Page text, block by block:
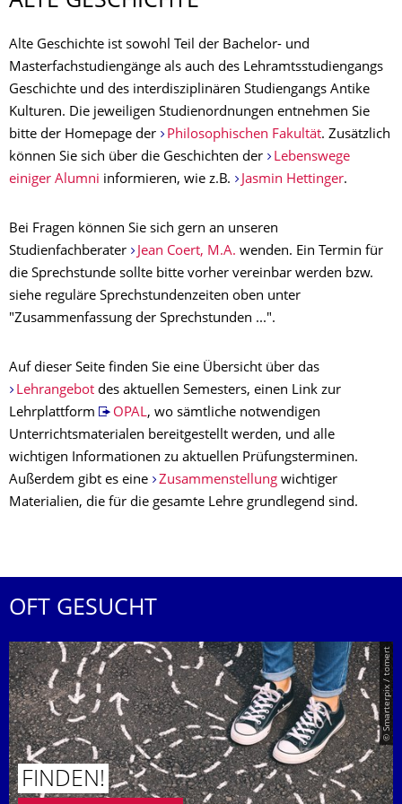
Alte Geschichte ist sowohl Teil der Bachelor- und
Masterfachstudiengänge als auch des Lehramtsstudiengangs
Geschichte und des interdisziplinären Studiengangs Antike
Kulturen. Die jeweiligen Studienordnungen entnehmen Sie
bitte der Homepage der
Philosophischen Fakultät. Zusätzlich
können Sie sich über die Geschichten der
Lebenswege
einiger Alumni informieren, wie z.B. Jasmin Hettinger.
Bei Fragen können Sie sich gern an unseren
Studienfachberater
Jean Coert, M.A. wenden. Ein Termin für
die Sprechstunde sollte bitte vorher vereinbar werden bzw.
siehe reguläre Sprechstundenzeiten oben unter
"Zusammenfassung der Sprechstunden ...".
Auf dieser Seite finden Sie eine Übersicht über das
Lehrangebotdes aktuellen Semesters, einen Link zur
Lehrplattform
OPAL, wo sämtliche notwendigen
Unterrichtsmaterialen bereitgestellt werden, und alle
wichtigen Informationen zu aktuellen Prüfungsterminen.
Außerdem gibt es eine
Zusammenstellungwichtiger
Materialien, die für die gesamte Lehre grundlegend sind.
OFT GESUCHT
© Smarterpix / tomert
FINDEN!